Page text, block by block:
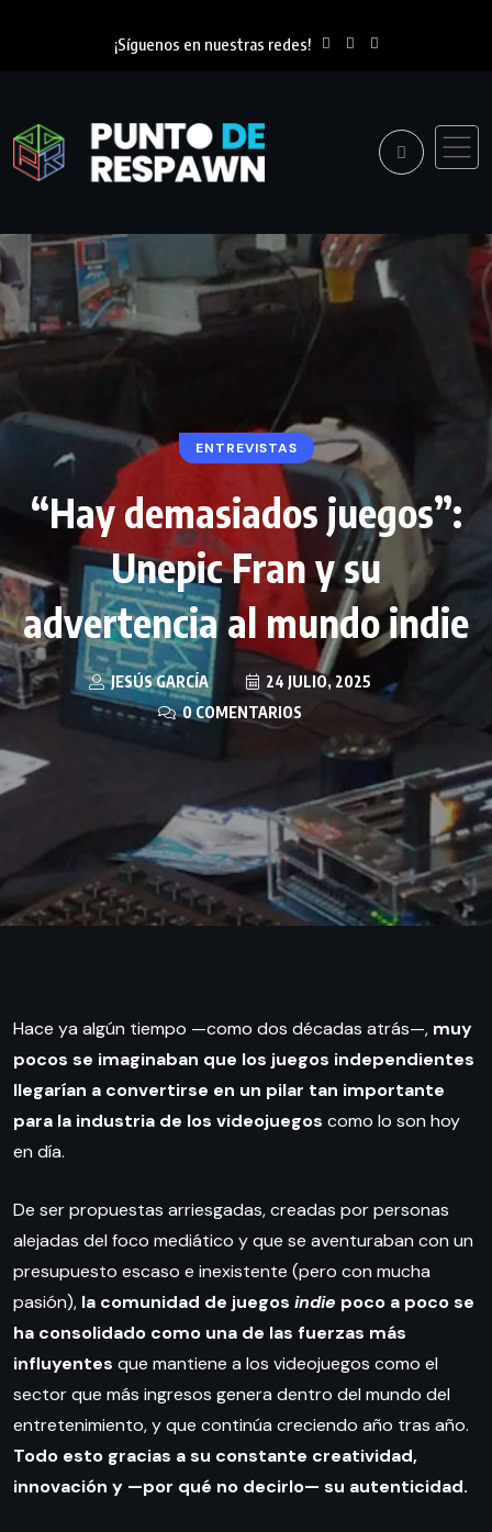
¡Síguenos en nuestras redes!
ENTREVISTAS
“Hay demasiados juegos”:
Unepic Fran y su
advertencia al mundo indie
JESÚS GARCÍA
24 JULIO, 2025
0 COMENTARIOS
Hace ya algún tiempo —como dos décadas atrás—, muy
pocos se imaginaban que los juegos independientes
llegarían a convertirse en un pilar tan importante
para la industria de los videojuegos como lo son hoy
en día.
De ser propuestas arriesgadas, creadas por personas
alejadas del foco mediático y que se aventuraban con un
presupuesto escaso e inexistente (pero con mucha
pasión), la comunidad de juegos indie poco a poco se
ha consolidado como una de las fuerzas más
influyentes que mantiene a los videojuegos como el
sector que más ingresos genera dentro del mundo del
entretenimiento, y que continúa creciendo año tras año.
Todo esto gracias a su constante creatividad,
innovación y —por qué no decirlo— su autenticidad.